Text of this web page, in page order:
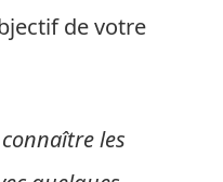
de votre
les